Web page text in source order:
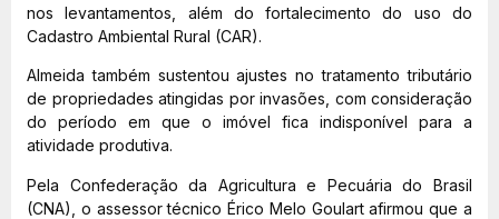
nos levantamentos, além do fortalecimento do uso do
Cadastro Ambiental Rural (CAR).
Almeida também sustentou ajustes no tratamento tributário
de propriedades atingidas por invasões, com consideração
do período em que o imóvel fica indisponível para a
atividade produtiva.
Pela Confederação da Agricultura e Pecuária do Brasil
(CNA), o assessor técnico Érico Melo Goulart afirmou que a